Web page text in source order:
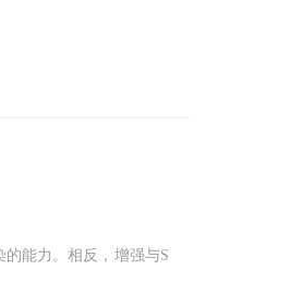
能力。相反，增强与S